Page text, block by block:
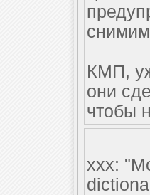
КМП,
они
чтобы
xxx: